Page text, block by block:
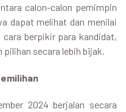
calon-calon pemimpin
dapat melihat dan menilai
berpikir para kandidat,
pilihan secara lebih bijak.
2024 berjalan secara